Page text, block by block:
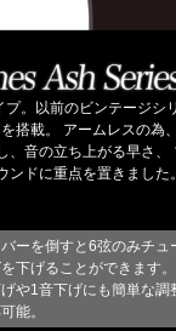
。以前のビンテージ
搭載。 アームレスの
、音の立ち上がる早さ
ンドに重点を置きまし
バーを倒すと6弦のみチュ
下げることができます
や1音下げにも簡単な調
能。